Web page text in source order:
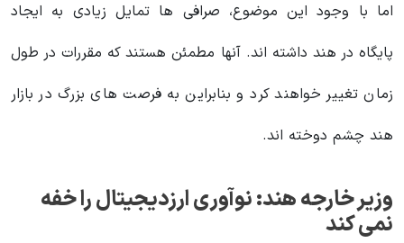
اما با وجود این موضوع، صرافی ها تمایل زیادی به ایجاد
پایگاه در هند داشته اند. آنها مطمئن هستند که مقررات در طول
زمان تغییر خواهند کرد و بنابراین به فرصت های بزرگ در بازار
هند چشم دوخته اند.
وزیر خارجه هند: نوآوری ارزدیجیتال را خفه
نمی کند